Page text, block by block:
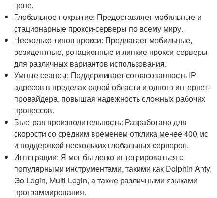
цене.
Глобальное покрытие: Предоставляет мобильные и
стационарные прокси-серверы по всему миру.
Несколько типов прокси: Предлагает мобильные,
резидентные, ротационные и липкие прокси-серверы
для различных вариантов использования.
Умные сеансы: Поддерживает согласованность IP-
адресов в пределах одной области и одного интернет-
провайдера, повышая надежность сложных рабочих
процессов.
Быстрая производительность: Разработано для
скорости со средним временем отклика менее 400 мс
и поддержкой нескольких глобальных серверов.
Интеграции: Я мог бы легко интегрироваться с
популярными инструментами, такими как Dolphin Anty,
Go Login, Multi Login, а также различными языками
программирования.